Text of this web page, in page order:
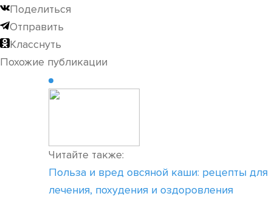
Поделиться
Отправить
Класснуть
Похожие публикации
Читайте также:
Польза и вред овсяной каши: рецепты для
лечения, похудения и оздоровления